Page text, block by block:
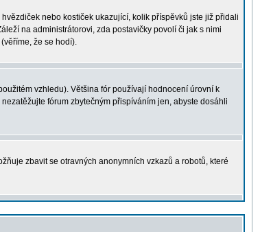
nebo kostiček ukazující, kolik příspěvků jste již přidali
na administrátorovi, zda postavičky povolí či jak s nimi
že se hodí).
vzhledu). Většina fór používají hodnocení úrovní k
fórum zbytečným přispíváním jen, abyste dosáhli
zbavit se otravných anonymních vzkazů a robotů, které